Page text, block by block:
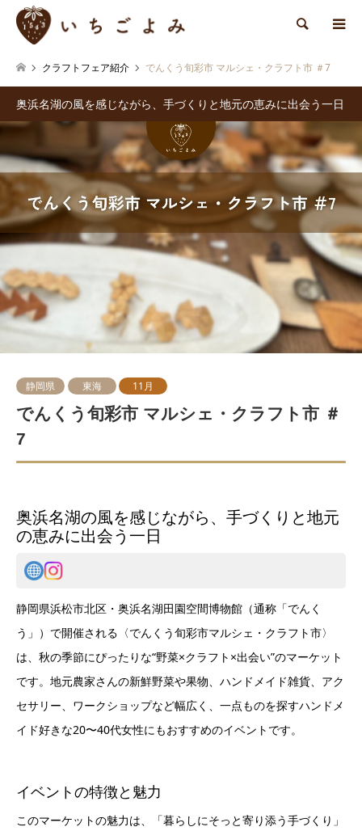
検索
クラフトフェア紹介 でんくう旬彩市 マルシェ・クラフト市 ＃7
奥浜名湖の風を感じながら、手づくりと地元の恵みに出会う一日
静岡県 東海 11月
でんくう旬彩市 マルシェ・クラフト市 ＃
7
奥浜名湖の風を感じながら、手づくりと地元
の恵みに出会う一日
静岡県浜松市北区・奥浜名湖田園空間博物館（通称「でんく
う」）で開催される〈でんくう旬彩市マルシェ・クラフト市〉
は、秋の季節にぴったりな“野菜×クラフト×出会い”のマーケット
です。地元農家さんの新鮮野菜や果物、ハンドメイド雑貨、アク
セサリー、ワークショップなど幅広く、一点ものを探すハンドメ
イド好きな20〜40代女性にもおすすめのイベントです。
イベントの特徴と魅力
このマーケットの魅力は、「暮らしにそっと寄り添う手づくり」